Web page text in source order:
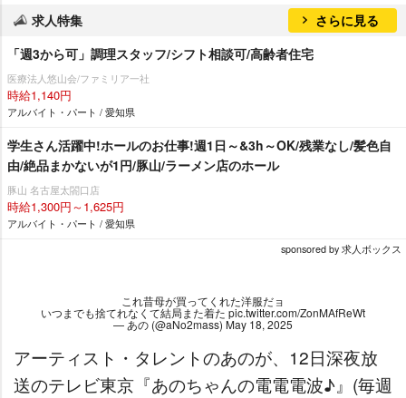
求人特集
さらに見る
「週3から可」調理スタッフ/シフト相談可/高齢者住宅
医療法人悠山会/ファミリア一社
時給1,140円
アルバイト・パート / 愛知県
学生さん活躍中!ホールのお仕事!週1日～&3h～OK/残業なし/髪色自
由/絶品まかないが1円/豚山/ラーメン店のホール
豚山 名古屋太閤口店
時給1,300円～1,625円
アルバイト・パート / 愛知県
sponsored by 求人ボックス
これ昔母が買ってくれた洋服だョ
いつまでも捨てれなくて結局また着た pic.twitter.com/ZonMAfReWt
— あの (@aNo2mass)May 18, 2025
アーティスト・タレントのあのが、12日深夜放
送のテレビ東京『あのちゃんの電電電波♪』(毎週